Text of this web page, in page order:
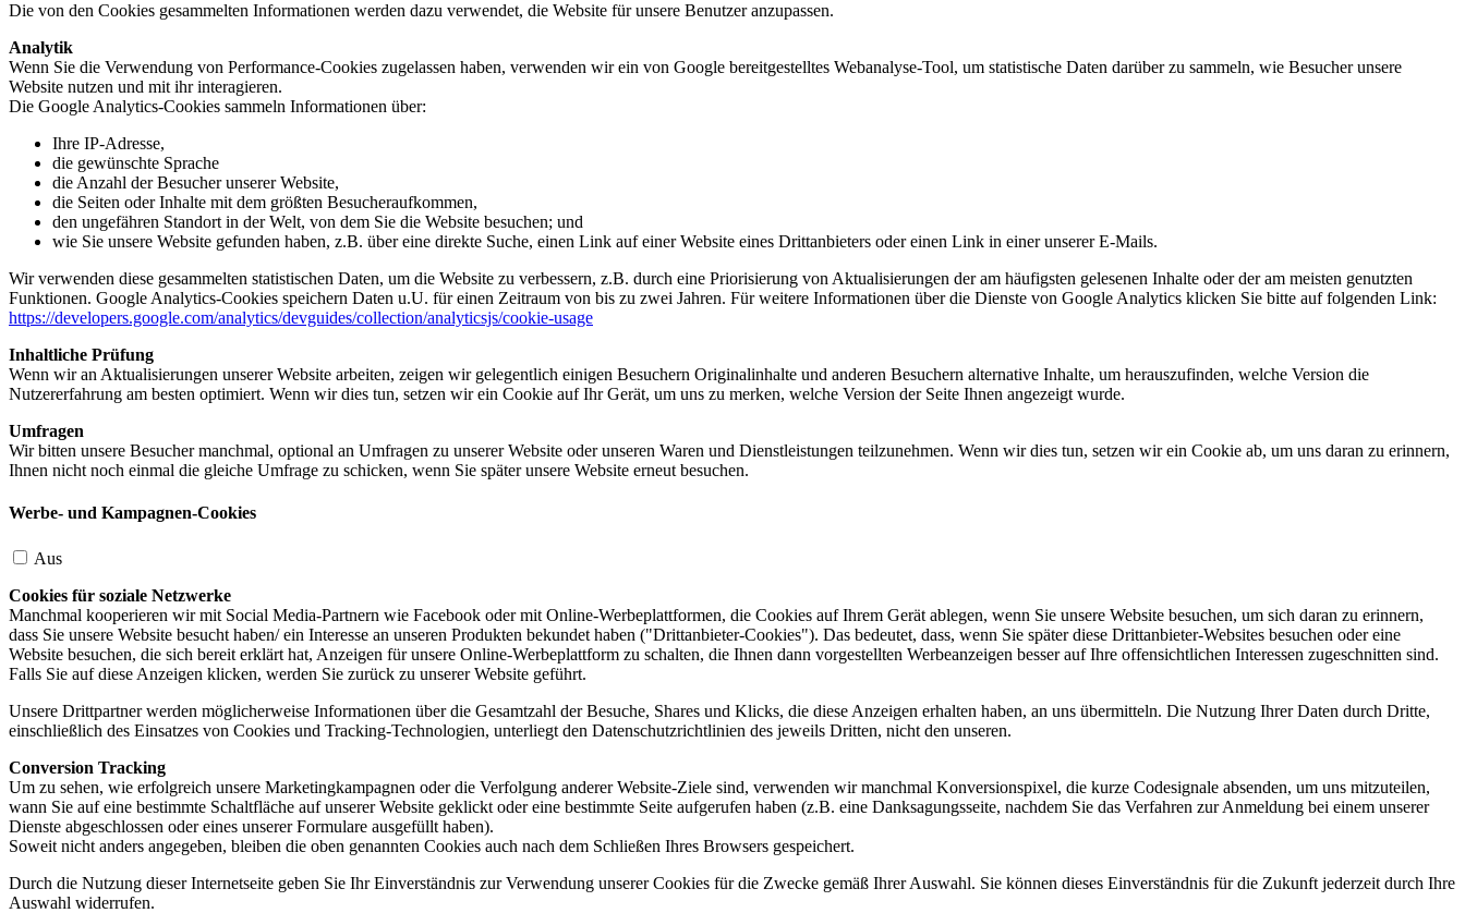
Die von den Cookies gesammelten Informationen werden dazu verwendet, die Website für unsere Benutzer anzupassen.
Analytik
Wenn Sie die Verwendung von Performance-Cookies zugelassen haben, verwenden wir ein von Google bereitgestelltes Webanalyse-Tool, um statistische Daten darüber zu sammeln, wie Besucher unsere
Website nutzen und mit ihr interagieren.
Die Google Analytics-Cookies sammeln Informationen über:
Ihre IP-Adresse,
die gewünschte Sprache
die Anzahl der Besucher unserer Website,
die Seiten oder Inhalte mit dem größten Besucheraufkommen,
den ungefähren Standort in der Welt, von dem Sie die Website besuchen; und
wie Sie unsere Website gefunden haben, z.B. über eine direkte Suche, einen Link auf einer Website eines Drittanbieters oder einen Link in einer unserer E-Mails.
Wir verwenden diese gesammelten statistischen Daten, um die Website zu verbessern, z.B. durch eine Priorisierung von Aktualisierungen der am häufigsten gelesenen Inhalte oder der am meisten genutzten
Funktionen. Google Analytics-Cookies speichern Daten u.U. für einen Zeitraum von bis zu zwei Jahren. Für weitere Informationen über die Dienste von Google Analytics klicken Sie bitte auf folgenden Link:
https://developers.google.com/analytics/devguides/collection/analyticsjs/cookie-usage
Inhaltliche Prüfung
Wenn wir an Aktualisierungen unserer Website arbeiten, zeigen wir gelegentlich einigen Besuchern Originalinhalte und anderen Besuchern alternative Inhalte, um herauszufinden, welche Version die
Nutzererfahrung am besten optimiert. Wenn wir dies tun, setzen wir ein Cookie auf Ihr Gerät, um uns zu merken, welche Version der Seite Ihnen angezeigt wurde.
Umfragen
Wir bitten unsere Besucher manchmal, optional an Umfragen zu unserer Website oder unseren Waren und Dienstleistungen teilzunehmen. Wenn wir dies tun, setzen wir ein Cookie ab, um uns daran zu erinnern,
Ihnen nicht noch einmal die gleiche Umfrage zu schicken, wenn Sie später unsere Website erneut besuchen.
Werbe- und Kampagnen-Cookies
Aus
Cookies für soziale Netzwerke
Manchmal kooperieren wir mit Social Media-Partnern wie Facebook oder mit Online-Werbeplattformen, die Cookies auf Ihrem Gerät ablegen, wenn Sie unsere Website besuchen, um sich daran zu erinnern,
dass Sie unsere Website besucht haben/ ein Interesse an unseren Produkten bekundet haben ("Drittanbieter-Cookies"). Das bedeutet, dass, wenn Sie später diese Drittanbieter-Websites besuchen oder eine
Website besuchen, die sich bereit erklärt hat, Anzeigen für unsere Online-Werbeplattform zu schalten, die Ihnen dann vorgestellten Werbeanzeigen besser auf Ihre offensichtlichen Interessen zugeschnitten sind.
Falls Sie auf diese Anzeigen klicken, werden Sie zurück zu unserer Website geführt.
Unsere Drittpartner werden möglicherweise Informationen über die Gesamtzahl der Besuche, Shares und Klicks, die diese Anzeigen erhalten haben, an uns übermitteln. Die Nutzung Ihrer Daten durch Dritte,
einschließlich des Einsatzes von Cookies und Tracking-Technologien, unterliegt den Datenschutzrichtlinien des jeweils Dritten, nicht den unseren.
Conversion Tracking
Um zu sehen, wie erfolgreich unsere Marketingkampagnen oder die Verfolgung anderer Website-Ziele sind, verwenden wir manchmal Konversionspixel, die kurze Codesignale absenden, um uns mitzuteilen,
wann Sie auf eine bestimmte Schaltfläche auf unserer Website geklickt oder eine bestimmte Seite aufgerufen haben (z.B. eine Danksagungsseite, nachdem Sie das Verfahren zur Anmeldung bei einem unserer
Dienste abgeschlossen oder eines unserer Formulare ausgefüllt haben).
Soweit nicht anders angegeben, bleiben die oben genannten Cookies auch nach dem Schließen Ihres Browsers gespeichert.
Durch die Nutzung dieser Internetseite geben Sie Ihr Einverständnis zur Verwendung unserer Cookies für die Zwecke gemäß Ihrer Auswahl. Sie können dieses Einverständnis für die Zukunft jederzeit durch Ihre
Auswahl widerrufen.